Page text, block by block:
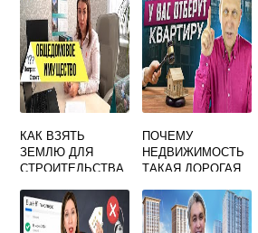
КАК ВЗЯТЬ
ЗЕМЛЮ ДЛЯ
СТРОИТЕЛЬСТВА
ОГО ЖИЛОГО
ДОМА
ПОЧЕМУ
НЕДВИЖИМОСТЬ
ТАКАЯ ДОРОГАЯ